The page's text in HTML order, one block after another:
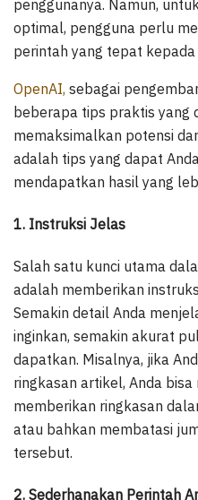
penggunanya. Namun,
optimal, pengguna perlu
perintah yang tepat kepada
OpenAI, sebagai
beberapa tips praktis yang
memaksimalkan potensi
adalah tips yang dapat
mendapatkan hasil yang
1. Instruksi Jelas
Salah satu kunci utama
adalah memberikan
Semakin detail Anda
inginkan, semakin akurat
dapatkan. Misalnya, jika
ringkasan artikel, Anda
memberikan ringkasan
atau bahkan membatasi
tersebut.
2. Sederhanakan Perintah